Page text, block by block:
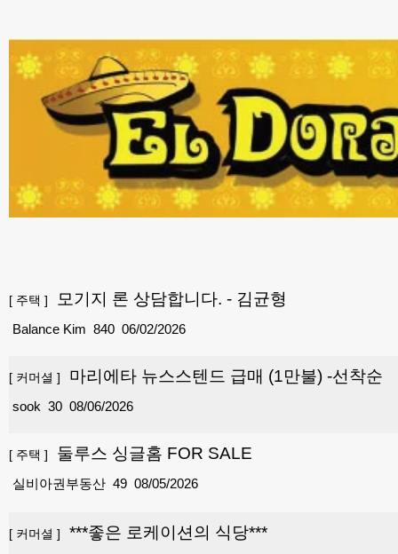
[ 주택 ] 모기지 론 상담합니다. - 김균형
840
Balance Kim 06/02/2026
[ 커머셜 ] 마리에타 뉴스스텐드 급매 (1만불) -선착순
30
sook 08/06/2026
[ 주택 ] 둘루스 싱글홈 FOR SALE
49
실비아권부동산 08/05/2026
[ 커머셜 ] ***좋은 로케이션의 식당***